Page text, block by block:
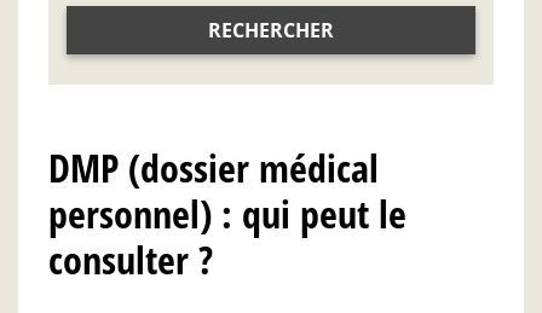
RECHERCHER
DMP (dossier médical
personnel) : qui peut le
consulter ?